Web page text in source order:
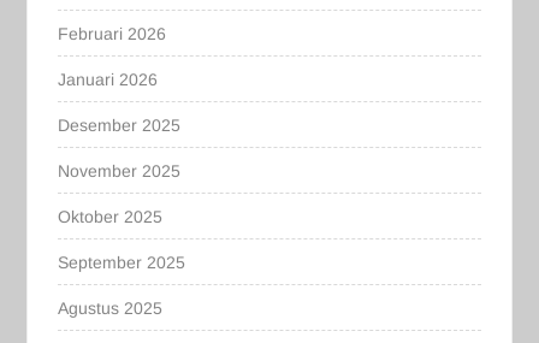
Februari 2026
Januari 2026
Desember 2025
November 2025
Oktober 2025
September 2025
Agustus 2025